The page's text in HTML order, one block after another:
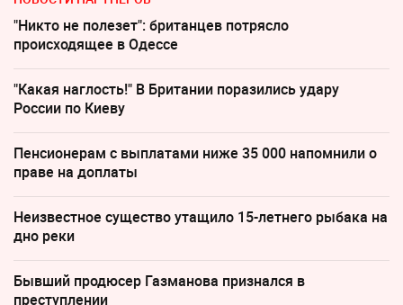
"Никто не полезет": британцев потрясло
происходящее в Одессе
"Какая наглость!" В Британии поразились удару
России по Киеву
Пенсионерам с выплатами ниже 35 000 напомнили о
праве на доплаты
Неизвестное существо утащило 15-летнего рыбака на
дно реки
Бывший продюсер Газманова признался в
преступлении